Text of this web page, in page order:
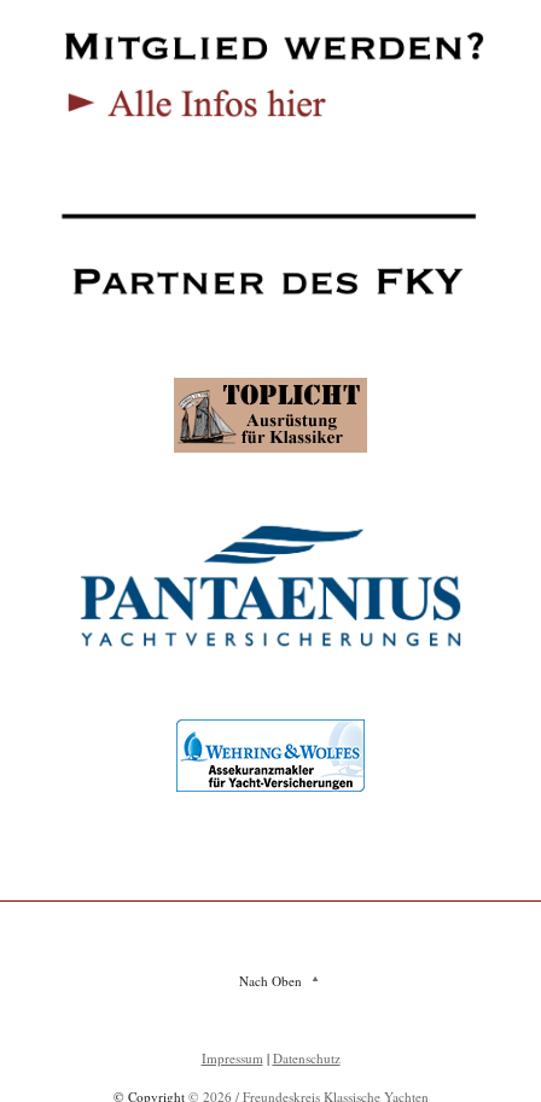
Nach Oben
Impressum | Datenschutz
© Copyright © 2026 / Freundeskreis Klassische Yachten